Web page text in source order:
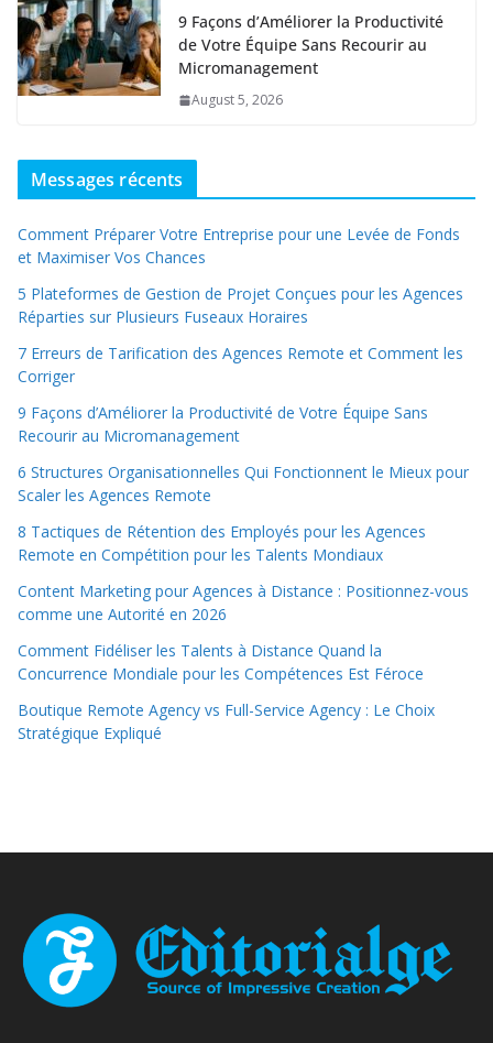
9 Façons d’Améliorer la Productivité
de Votre Équipe Sans Recourir au
Micromanagement
August 5, 2026
Messages récents
Comment Préparer Votre Entreprise pour une Levée de Fonds
et Maximiser Vos Chances
5 Plateformes de Gestion de Projet Conçues pour les Agences
Réparties sur Plusieurs Fuseaux Horaires
7 Erreurs de Tarification des Agences Remote et Comment les
Corriger
9 Façons d’Améliorer la Productivité de Votre Équipe Sans
Recourir au Micromanagement
6 Structures Organisationnelles Qui Fonctionnent le Mieux pour
Scaler les Agences Remote
8 Tactiques de Rétention des Employés pour les Agences
Remote en Compétition pour les Talents Mondiaux
Content Marketing pour Agences à Distance : Positionnez-vous
comme une Autorité en 2026
Comment Fidéliser les Talents à Distance Quand la
Concurrence Mondiale pour les Compétences Est Féroce
Boutique Remote Agency vs Full-Service Agency : Le Choix
Stratégique Expliqué